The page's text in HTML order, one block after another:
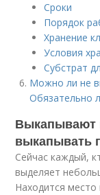
Сроки
Порядок
Хранение
Условия
Субстрат
Можно ли не
Обязательно
Выкапывают
выкапывать
Сейчас каждый,
выделяет
Находится